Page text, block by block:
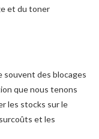
et du toner
souvent des blocages
que nous tenons
les stocks sur le
et les